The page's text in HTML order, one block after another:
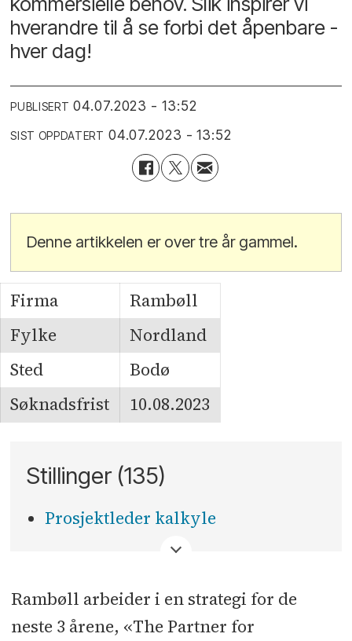
hverandre til å se forbi det åpenbare -
hver dag!
PUBLISERT 04.07.2023 - 13:52
SIST OPPDATERT 04.07.2023 - 13:52
Denne artikkelen er over tre år gammel.
Firma
Rambøll
Fylke
Nordland
Sted
Bodø
Søknadsfrist
10.08.2023
Stillinger (135)
Prosjektleder kalkyle
Rambøll arbeider i en strategi for de
neste 3 årene, «The Partner for